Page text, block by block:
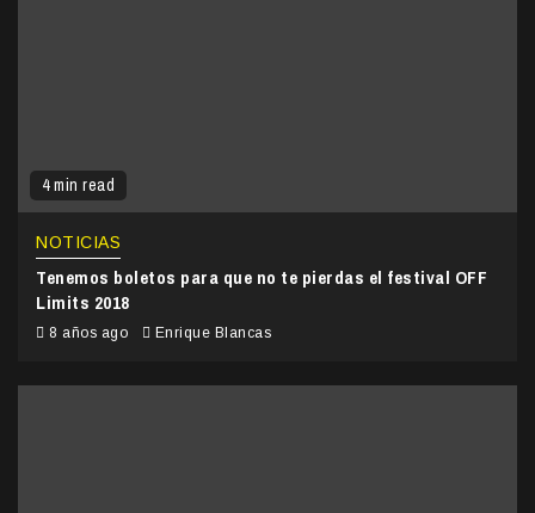
4 min read
NOTICIAS
Tenemos boletos para que no te pierdas el festival OFF
Limits 2018
8 años ago Enrique Blancas